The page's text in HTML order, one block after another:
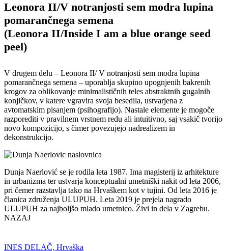
Leonora II/V notranjosti sem modra lupina
pomarančnega semena
(Leonora II/Inside I am a blue orange seed
peel)
V drugem delu – Leonora II/ V notranjosti sem modra lupina
pomarančnega semena – uporablja skupino upognjenih bakrenih
krogov za oblikovanje minimalističnih teles abstraktnih gugalnih
konjičkov, v katere vgravira svoja besedila, ustvarjena z
avtomatskim pisanjem (psihografijo). Nastale elemente je mogoče
razporediti v pravilnem vrstnem redu ali intuitivno, saj vsakič tvorijo
novo kompozicijo, s čimer povezujejo nadrealizem in
dekonstrukcijo.
Dunja Naerlović se je rodila leta 1987. Ima magisterij iz arhitekture
in urbanizma ter ustvarja konceptualni umetniški nakit od leta 2006,
pri čemer razstavlja tako na Hrvaškem kot v tujini. Od leta 2016 je
članica združenja ULUPUH. Leta 2019 je prejela nagrado
ULUPUH za najboljšo mlado umetnico. Živi in dela v Zagrebu.
NAZAJ
INES DELAČ, Hrvaška